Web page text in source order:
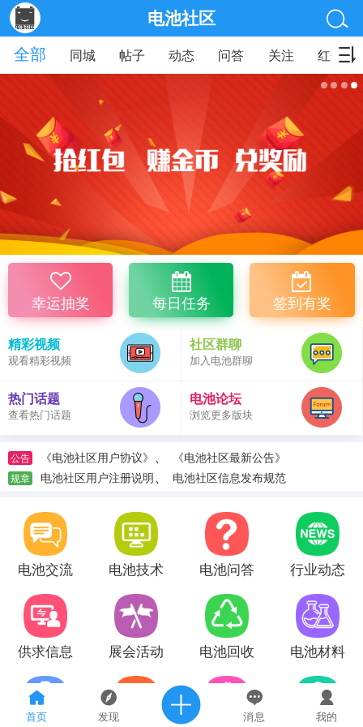
首页 发现 消息 我的
电池社区
全部
同城 帖子 动态 问答 关注 红包
幸运抽奖 每日任务 签到有奖
精彩视频
观看精彩视频
社区群聊
加入电池群聊
热门话题
查看热门话题
电池论坛
浏览更多版块
公告 《电池社区用户协议》 、 《电池社区最新公告》
规章 电池社区用户注册说明、 电池社区信息发布规范
电池交流 电池技术 电池问答 行业动态
供求信息 展会活动 电池回收 电池材料